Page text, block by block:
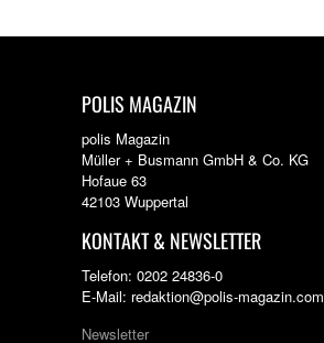
POLIS MAGAZIN
polis Magazin
Müller + Busmann GmbH & Co. KG
Hofaue 63
42103 Wuppertal
KONTAKT & NEWSLETTER
Telefon: 0202 24836-0
E-Mail: redaktion@polis-magazin.com
Newsletter